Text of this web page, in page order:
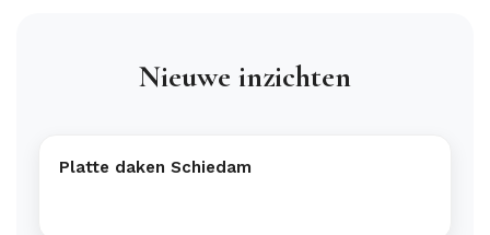
Nieuwe inzichten
Platte daken Schiedam